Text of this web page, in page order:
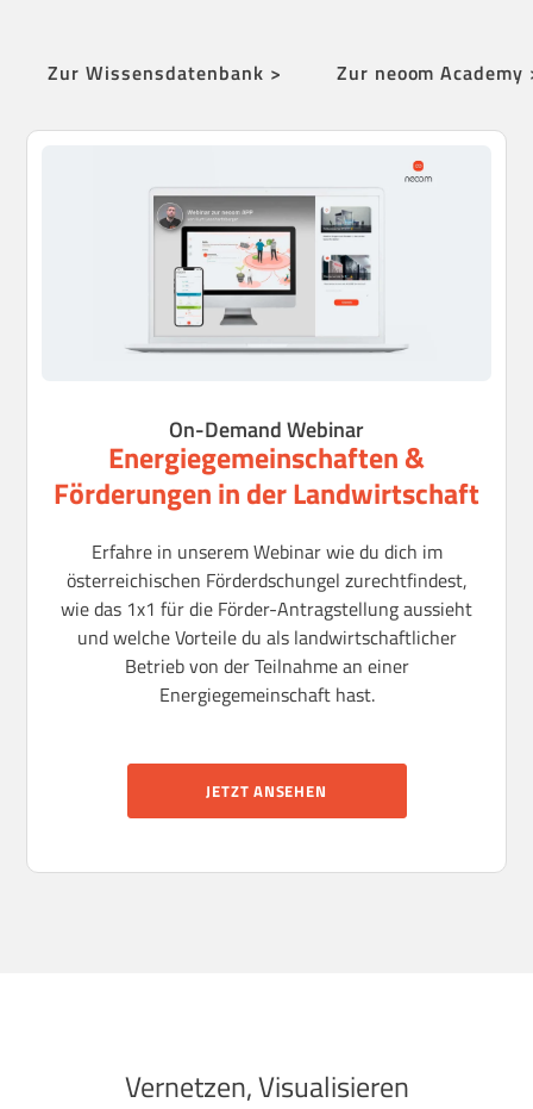
Zur Wissensdatenbank > Zur neoom Academy
On-Demand Webinar
Energiegemeinschaften &
Förderungen in der Landwirtschaft
Erfahre in unserem Webinarwie du dich im
österreichischen Förderdschungel zurechtfindest,
wie das 1x1 für die Förder-Antragstellung aussieht
und welche Vorteile du als landwirtschaftlicher
Betrieb von der Teilnahme an einer
Energiegemeinschaft hast.
JETZT ANSEHEN
Vernetzen, Visualisieren